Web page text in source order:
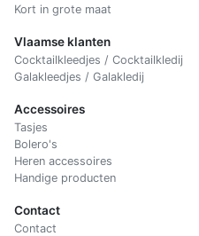
Kort in grote maat
Vlaamse klanten
Cocktailkleedjes / Cocktailkledij
Galakleedjes / Galakledij
Accessoires
Tasjes
Bolero's
Heren accessoires
Handige producten
Contact
Contact